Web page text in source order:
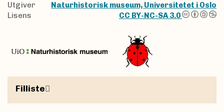
Utgiver
Naturhistorisk museum, Universitetet i Oslo
Lisens
CC BY-NC-SA 3.0
Filliste